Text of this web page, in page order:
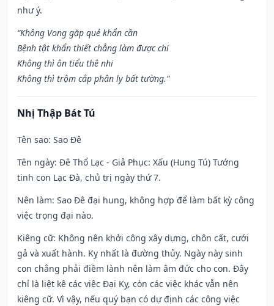
như ý.
“Không Vong gặp quẻ khẩn cần
Bệnh tật khẩn thiết chẳng làm được chi
Không thì ôn tiểu thê nhi
Không thì trộm cắp phân ly bất tường.”
Nhị Thập Bát Tú
Tên sao: Sao Đê
Tên ngày: Đê Thổ Lạc - Giả Phục: Xấu (Hung Tú) Tướng
tinh con Lạc Đà, chủ trị ngày thứ 7.
Nên làm: Sao Đê đại hung, không hợp để làm bất kỳ công
việc trọng đại nào.
Kiêng cữ: Không nên khởi công xây dựng, chôn cất, cưới
gả và xuất hành. Kỵ nhất là đường thủy. Ngày này sinh
con chẳng phải điềm lành nên làm âm đức cho con. Đây
chỉ là liệt kê các việc Đại Kỵ, còn các việc khác vẫn nên
kiêng cữ. Vì vậy, nếu quý bạn có dự định các công việc